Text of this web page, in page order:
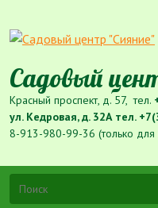
Садовый
Красный проспект, д. 57, тел.
ул. Кедровая, д. 32А тел.
8-913-980-99-36 (только для